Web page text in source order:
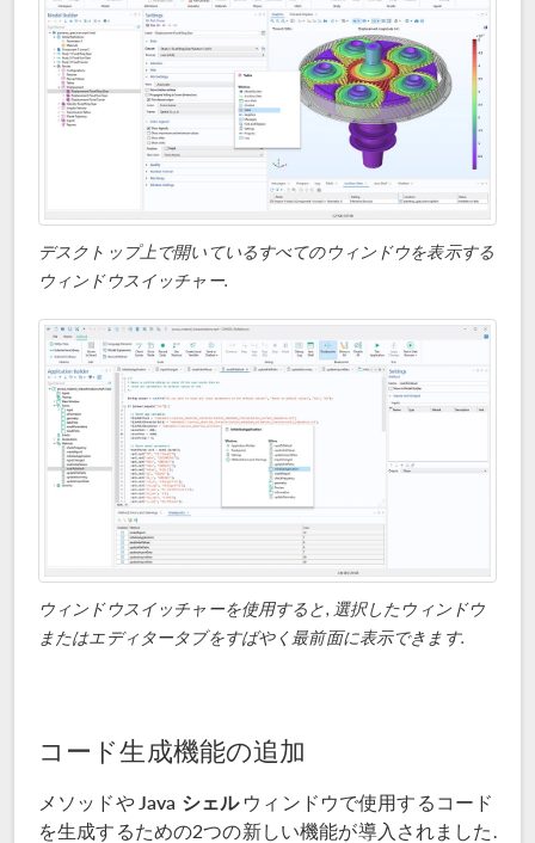
デスクトップ上で開いているすべてのウィンドウを表示する
ウィンドウスイッチャー.
ウィンドウスイッチャーを使用すると, 選択したウィンドウ
またはエディタータブをすばやく最前面に表示できます.
コード生成機能の追加
メソッドや Java シェルウィンドウで使用するコード
を生成するための2つの新しい機能が導入されました.